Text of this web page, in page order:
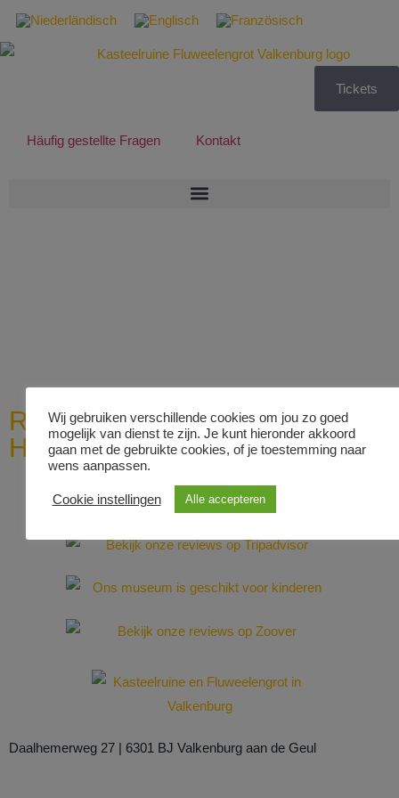
Tickets
Häufig gestellte Fragen Kontakt
Ruinenbewertungen und
Höhlentouren
Daalhemerweg 27 | 6301 BJ Valkenburg aan de Geul
Wij gebruiken verschillende cookies om jou zo goed
mogelijk van dienst te zijn. Je kunt hieronder akkoord
gaan met de gebruikte cookies, of je toestemming naar
wens aanpassen.
Cookie instellingen Alle accepteren